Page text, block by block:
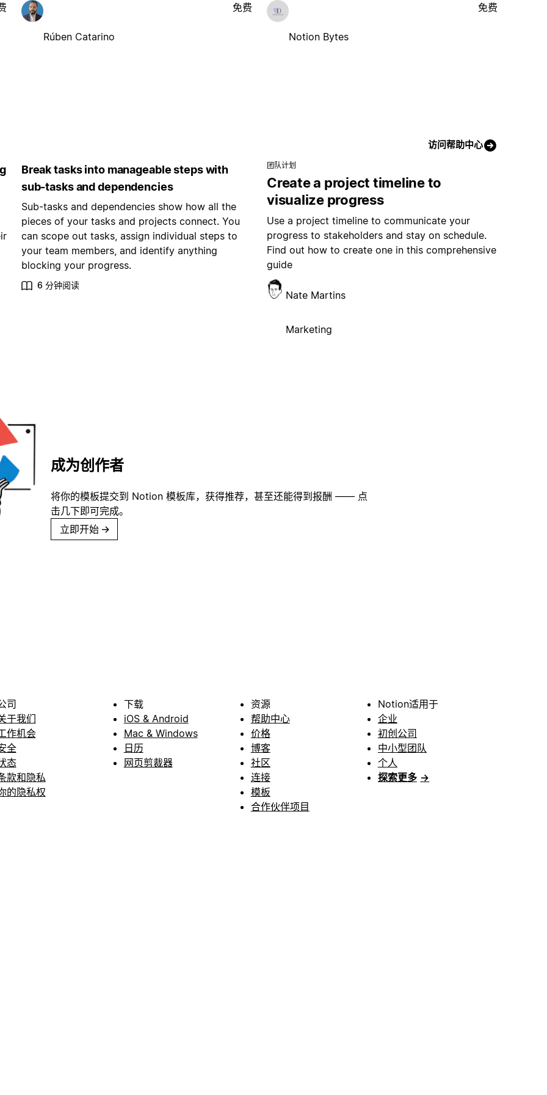
Rúben Catarino
免费
Notion Bytes
免费
访问帮助中心
Break tasks into manageable steps with
sub-tasks and dependencies
Sub-tasks and dependencies show how all the
pieces of your tasks and projects connect. You
can scope out tasks, assign individual steps to
your team members, and identify anything
blocking your progress.
6 分钟阅读
团队计划
Create a project timeline to
visualize progress
Use a project timeline to communicate your
progress to stakeholders and stay on schedule.
Find out how to create one in this comprehensive
guide
Nate Martins
Marketing
成为创作者
将你的模板提交到 Notion 模板库，获得推荐，甚至还能得到报酬 —— 点
击几下即可完成。
立即开始 →
司
于我们
作机会
全
态
款和隐私
的隐私权
下载
iOS & Android
Mac & Windows
日历
网页剪裁器
资源
帮助中心
价格
博客
社区
连接
模板
合作伙伴项目
Notion适用于
企业
初创公司
中小型团队
个人
探索更多 →